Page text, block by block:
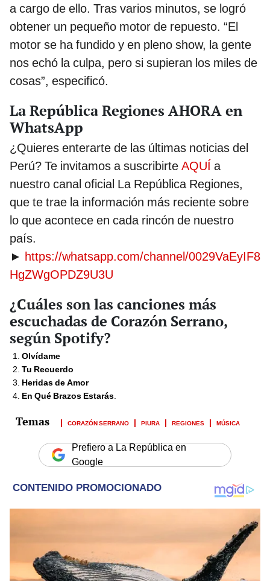
a cargo de ello. Tras varios minutos, se logró
obtener un pequeño motor de repuesto. “El
motor se ha fundido y en pleno show, la gente
nos echó la culpa, pero si supieran los miles de
cosas”, especificó.
La República Regiones AHORA en
WhatsApp
¿Quieres enterarte de las últimas noticias del
Perú? Te invitamos a suscribirte AQUÍ a
nuestro canal oficial La República Regiones,
que te trae la información más reciente sobre
lo que acontece en cada rincón de nuestro
país.
► https://whatsapp.com/channel/0029VaEyIF8
HgZWgOPDZ9U3U
¿Cuáles son las canciones más
escuchadas de Corazón Serrano,
según Spotify?
Olvídame
Tu Recuerdo
Heridas de Amor
En Qué Brazos Estarás
CORAZÓN SERRANO PIURA REGIONES MÚSICA
Prefiero a La República en
Google